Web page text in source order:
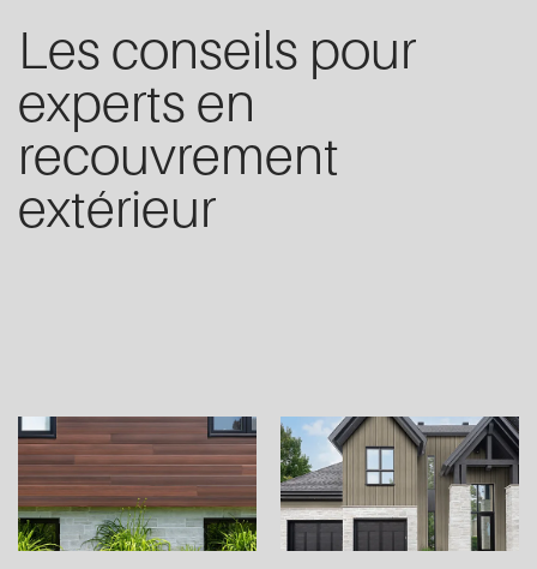
Les conseils pour
experts en
recouvrement
extérieur